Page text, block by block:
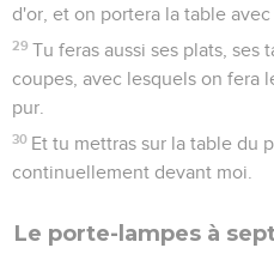
d'or, et on portera la table avec
29 Tu feras aussi ses plats, ses
coupes, avec lesquels on fera
pur.
30 Et tu mettras sur la table du
continuellement devant moi.
Le porte-lampes à